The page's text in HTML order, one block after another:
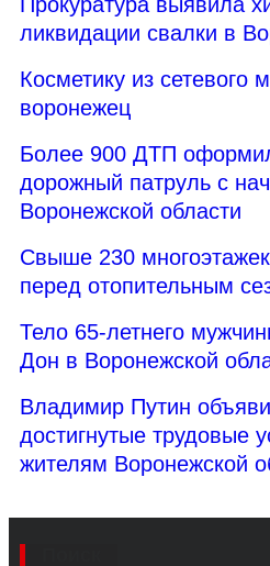
ликвидации свалки в
Косметику из сетевого
воронежец
Более 900 ДТП
дорожный патруль с
Воронежской области
Свыше 230
перед отопительным
Тело 65-летнего
Дон в Воронежской
Владимир Путин
достигнутые трудовые
жителям Воронежской